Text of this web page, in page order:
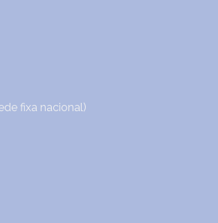
fixa nacional)